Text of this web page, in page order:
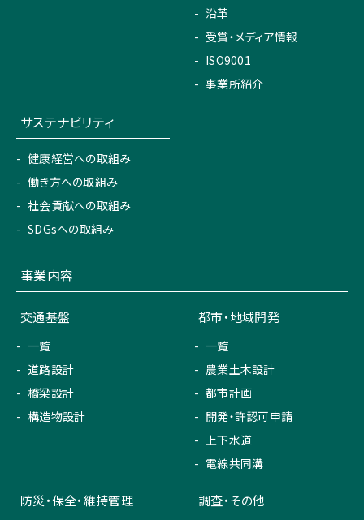
沿革
受賞・メディア情報
ISO9001
事業所紹介
サステナビリティ
健康経営への取組み
働き方への取組み
社会貢献への取組み
SDGsへの取組み
事業内容
交通基盤
一覧
道路設計
橋梁設計
構造物設計
都市・地域開発
一覧
農業土木設計
都市計画
開発・許認可申請
上下水道
電線共同溝
防災・保全・維持管理 調査・その他